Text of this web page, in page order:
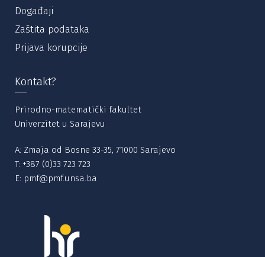
Događaji
Zaštita podataka
Prijava korupcije
Kontakt?
Prirodno-matematički fakultet
Univerzitet u Sarajevu
A: Zmaja od Bosne 33-35, 71000 Sarajevo
T: +387 (0)33 723 723
E: pmf@pmf.unsa.ba